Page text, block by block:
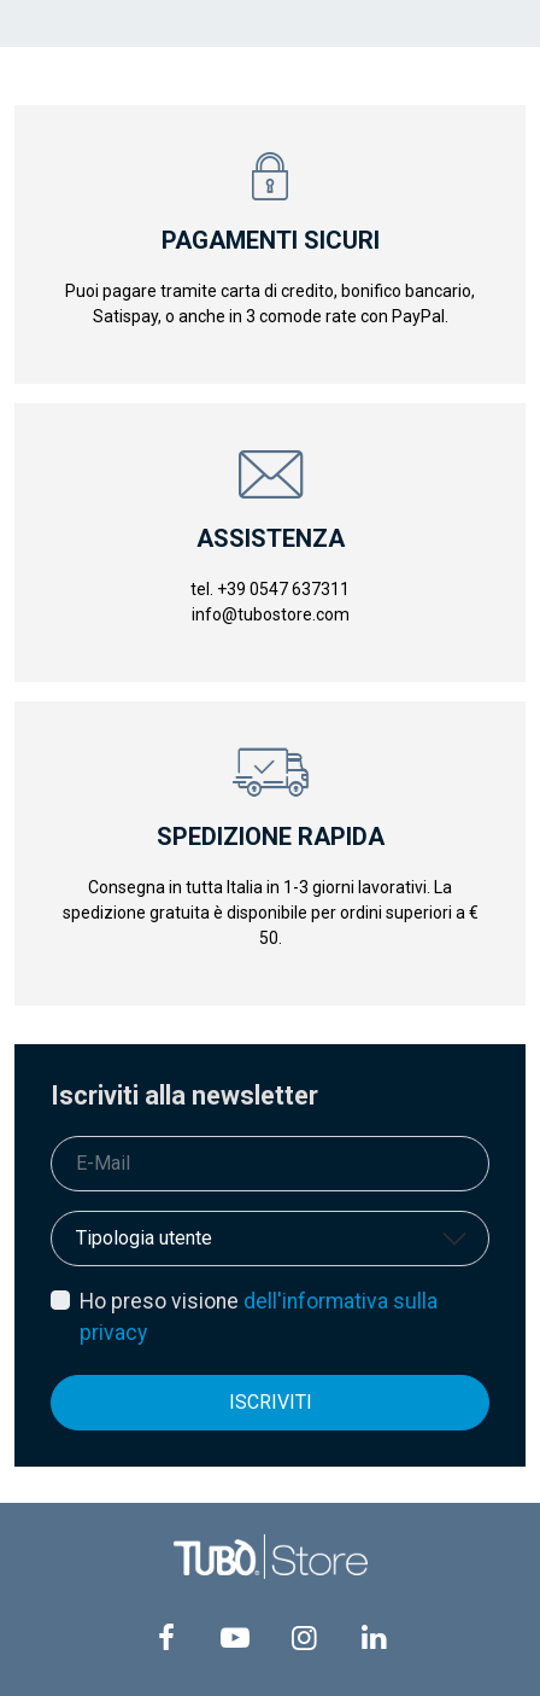
PAGAMENTI SICURI
Puoi pagare tramite carta di credito, bonifico bancario,
Satispay, o anche in 3 comode rate con PayPal.
ASSISTENZA
tel. +39 0547 637311
info@tubostore.com
SPEDIZIONE RAPIDA
Consegna in tutta Italia in 1-3 giorni lavorativi. La
spedizione gratuita è disponibile per ordini superiori a €
50.
Iscriviti alla newsletter
Ho preso visione dell'informativa sulla
privacy
ISCRIVITI